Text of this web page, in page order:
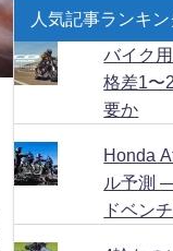
人気記事ランキン
バイク
格差1〜
要か
Honda
ル予測
ドベン